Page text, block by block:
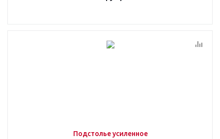
Подстолье усиленное